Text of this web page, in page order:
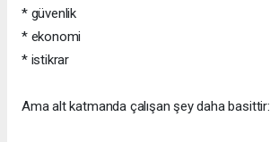
* güvenlik
* ekonomi
* istikrar
Ama alt katmanda çalışan şey daha basittir: